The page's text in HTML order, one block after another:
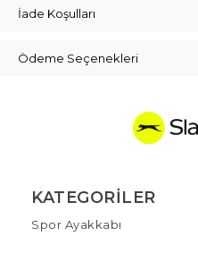
İade Koşulları
Ödeme Seçenekleri
KATEGORILER
Spor Ayakkabı